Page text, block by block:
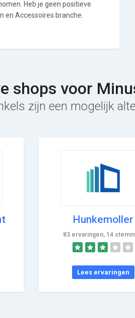
Heb je geen positieve
en Accessoires branche.
shops voor
zijn een mogelijk
Hunkemoller
83 ervaringen, 14
Lees ervaringen